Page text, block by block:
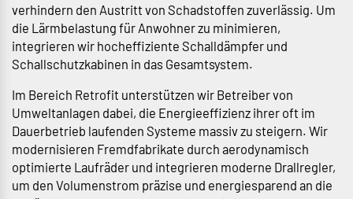
verhindern den Austritt von Schadstoffen zuverlässig. Um
die Lärmbelastung für Anwohner zu minimieren,
integrieren wir hocheffiziente Schalldämpfer und
Schallschutzkabinen in das Gesamtsystem.
Im Bereich Retrofit unterstützen wir Betreiber von
Umweltanlagen dabei, die Energieeffizienz ihrer oft im
Dauerbetrieb laufenden Systeme massiv zu steigern. Wir
modernisieren Fremdfabrikate durch aerodynamisch
optimierte Laufräder und integrieren moderne Drallregler,
um den Volumenstrom präzise und energiesparend an die